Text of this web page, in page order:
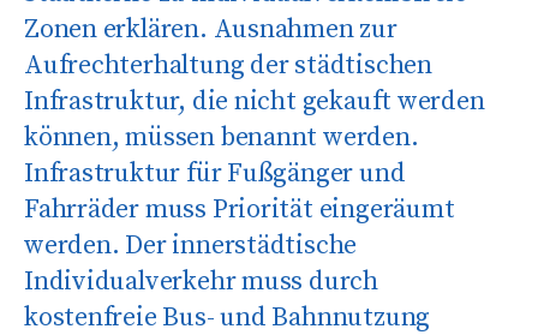
Zonen erklären. Ausnahmen zur
Aufrechterhaltung der städtischen
Infrastruktur, die nicht gekauft werden
können, müssen benannt werden.
Infrastruktur für Fußgänger und
Fahrräder muss Priorität eingeräumt
werden. Der innerstädtische
Individualverkehr muss durch
kostenfreie Bus- und Bahnnutzung